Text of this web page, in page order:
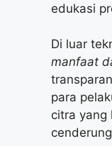
edukasi
Di luar
manfaat
para
citra yang